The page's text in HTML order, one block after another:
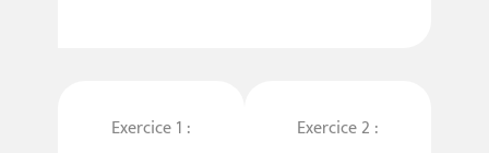
Exercice 1 :
Exercice 2 :